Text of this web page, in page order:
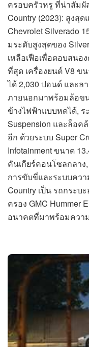
ครอบครัวหรู ที่น่าสัมผั
Country (2023): สูงสุ
Chevrolet Silverado
มระดับสูงสุดของ
เหลือเฟือเพื่อตอบสน
ที่สุด เครื่องยนต์ V8 ข
ได้ 2,030 ปอนด์ และล
ภายนอกมาพร้อมล้อข
ข้างไฟฟ้าแบบหดได้, ร
Suspension และล็อค
อีก ด้วยระบบ Super
Infotainment ขนาด
คันเกียร์คอนโซลกลาง
การขับขี่และระบบคว
Country เป็น รถกระ
ครอง GMC Hummer
อนาคตที่มาพร้อมควา